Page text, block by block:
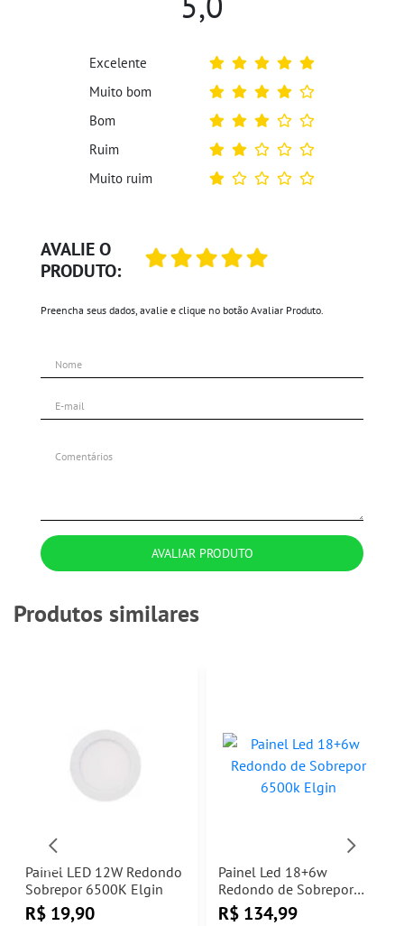
AVALIE O
PRODUTO:
Preencha seus dados, avalie e clique no botão Avaliar Produto.
AVALIAR PRODUTO
Excelente
Muito bom
Bom
Ruim
Muito ruim
Produtos similares
Painel LED 12W Redondo
Sobrepor 6500K Elgin
R$ 19,90
Painel Led 18+6w
Redondo de Sobrepor
6500k Elgin
R$ 134,99